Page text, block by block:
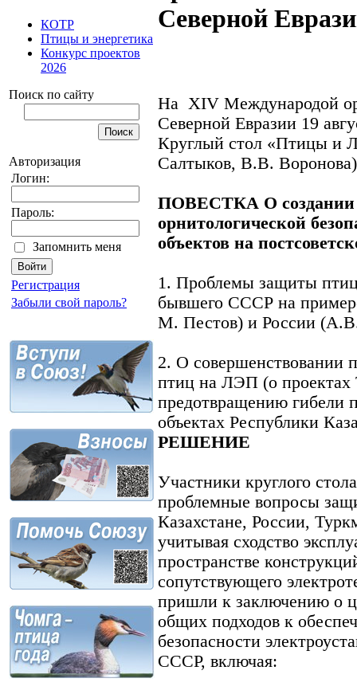
КОТР
Птицы и энергетика
Конкурс проектов
2026
Поиск по сайту
Авторизация
Логин:
Пароль:
Запомнить меня
Регистрация
Забыли свой пароль?
Северной
На XIV Международой
Северной Евразии 19
Круглый стол «Птицы и
Салтыков, В.В. Воронова)
ПОВЕСТКА О создании
орнитологической
объектов на
1. Проблемы защиты
бывшего СССР на
М. Пестов) и России
2. О совершенствовании
птиц на ЛЭП (о проектах
предотвращению гибели
объектах Республики
РЕШЕНИЕ
Участники круглого
проблемные вопросы
Казахстане, России,
учитывая сходство
пространстве
сопутствующего
пришли к заключению о
общих подходов к
безопасности
СССР, включая: